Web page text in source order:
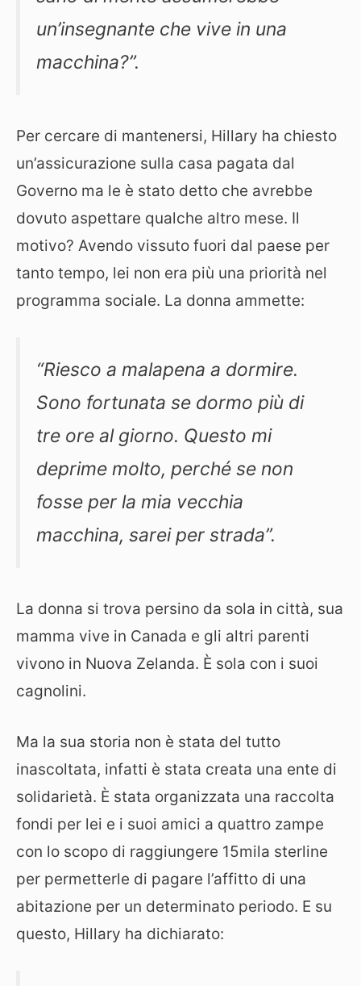
un’insegnante che vive in una
macchina?”.
Per cercare di mantenersi, Hillary ha chiesto
un’assicurazione sulla casa pagata dal
Governo ma le è stato detto che avrebbe
dovuto aspettare qualche altro mese. Il
motivo? Avendo vissuto fuori dal paese per
tanto tempo, lei non era più una priorità nel
programma sociale. La donna ammette:
“Riesco a malapena a dormire.
Sono fortunata se dormo più di
tre ore al giorno. Questo mi
deprime molto, perché se non
fosse per la mia vecchia
macchina, sarei per strada”.
La donna si trova persino da sola in città, sua
mamma vive in Canada e gli altri parenti
vivono in Nuova Zelanda. È sola con i suoi
cagnolini.
Ma la sua storia non è stata del tutto
inascoltata, infatti è stata creata una ente di
solidarietà. È stata organizzata una raccolta
fondi per lei e i suoi amici a quattro zampe
con lo scopo di raggiungere 15mila sterline
per permetterle di pagare l’affitto di una
abitazione per un determinato periodo. E su
questo, Hillary ha dichiarato: